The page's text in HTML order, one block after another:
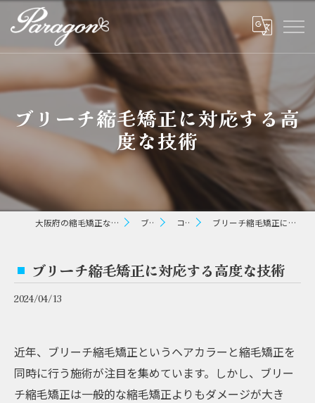
ブリーチ縮毛矯正に対応する高
度な技術
大阪府の縮毛矯正ならパラゴン ヘアー ブログ コラム ブリーチ縮毛矯正に対応する高度な技術
ブリーチ縮毛矯正に対応する高度な技術
2024/04/13
近年、ブリーチ縮毛矯正というヘアカラーと縮毛矯正を
同時に行う施術が注目を集めています。しかし、ブリー
チ縮毛矯正は一般的な縮毛矯正よりもダメージが大き